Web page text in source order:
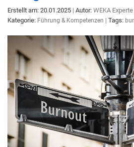
Erstellt am: 20.01.2025 | Autor: WEKA Experte
Kategorie: Führung & Kompetenzen | Tags: